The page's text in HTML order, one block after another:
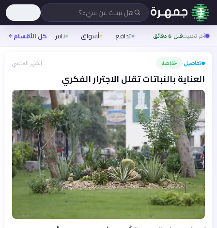
هل تبحث عن شيء؟
آخر تحديثقبل 6 دقائق تدافع أسواق ناس روح
كل الأقسام
تفاصيل› خلاصة الشهر الماضي
العناية بالنباتات تقلل الاجترار الفكري